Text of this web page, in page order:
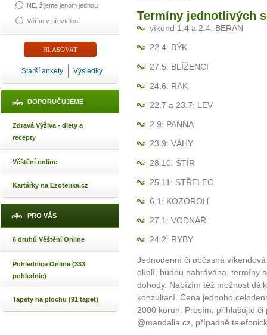
NE, žijeme jenom jednou
Věřím v převtělení
Starší ankety Výsledky
DOPORUČUJEME
Zdravá Výživa - diety a
recepty
Věštění online
Kartářky na Ezoterika.cz
PRO VÁS
6 druhů Věštění Online
Pohlednice Online (333
pohlednic)
Tapety na plochu (91 tapet)
Termíny jednotlivých
víkend 1.4 a 2.4: BERAN
22.4: BÝK
27.5: BLÍŽENCI
24.6: RAK
22.7 a 23.7: LEV
2.9: PANNA
23.9: VÁHY
28.10: ŠTÍR
25.11: STŘELEC
6.1: KOZOROH
27.1: VODNÁŘ
24.2: RYBY
Jednodenní či občasná
okolí, budou nahrávána, termíny
dohody. Nabízím též možnost
konzultací. Cena jednoho
2000 korun. Prosím, přihlašujte
@mandalia.cz, případně